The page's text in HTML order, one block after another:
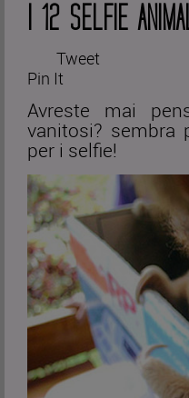
I 12 SELFIE
Tweet
Pin It
Avreste mai
vanitosi? sembra
per i selfie!